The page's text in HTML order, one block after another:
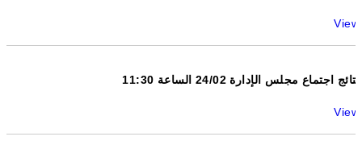
View
نتائج اجتماع مجلس الإدارة 24/02 الساعة 11:30
View